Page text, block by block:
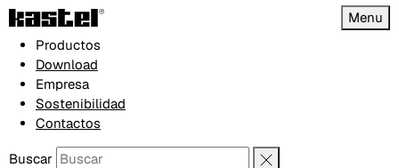
Menu
Productos
Download
Empresa
Sostenibilidad
Contactos
Buscar